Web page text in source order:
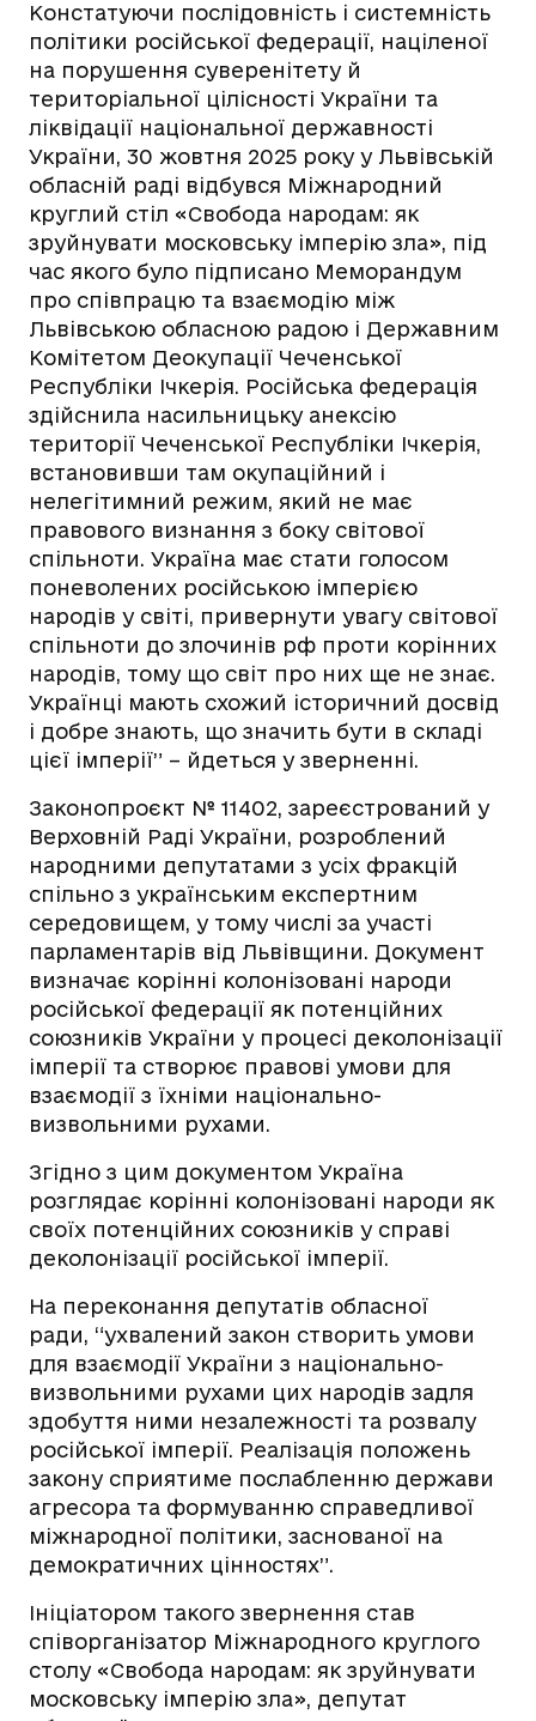
Констатуючи послідовність і системність
політики російської федерації, націленої
на порушення суверенітету й
територіальної цілісності України та
ліквідації національної державності
України, 30 жовтня 2025 року у Львівській
обласній раді відбувся Міжнародний
круглий стіл «Свобода народам: як
зруйнувати московську імперію зла», під
час якого було підписано Меморандум
про співпрацю та взаємодію між
Львівською обласною радою і Державним
Комітетом Деокупації Чеченської
Республіки Ічкерія. Російська федерація
здійснила насильницьку анексію
території Чеченської Республіки Ічкерія,
встановивши там окупаційний і
нелегітимний режим, який не має
правового визнання з боку світової
спільноти. Україна має стати голосом
поневолених російською імперією
народів у світі, привернути увагу світової
спільноти до злочинів рф проти корінних
народів, тому що світ про них ще не знає.
Українці мають схожий історичний досвід
і добре знають, що значить бути в складі
цієї імперії” – йдеться у зверненні.
Законопроєкт № 11402, зареєстрований у
Верховній Раді України, розроблений
народними депутатами з усіх фракцій
спільно з українським експертним
середовищем, у тому числі за участі
парламентарів від Львівщини. Документ
визначає корінні колонізовані народи
російської федерації як потенційних
союзників України у процесі деколонізації
імперії та створює правові умови для
взаємодії з їхніми національно-
визвольними рухами.
Згідно з цим документом Україна
розглядає корінні колонізовані народи як
своїх потенційних союзників у справі
деколонізації російської імперії.
На переконання депутатів обласної
ради, “ухвалений закон створить умови
для взаємодії України з національно-
визвольними рухами цих народів задля
здобуття ними незалежності та розвалу
російської імперії. Реалізація положень
закону сприятиме послабленню держави
агресора та формуванню справедливої
міжнародної політики, заснованої на
демократичних цінностях”.
Ініціатором такого звернення став
співорганізатор Міжнародного круглого
столу «Свобода народам: як зруйнувати
московську імперію зла», депутат